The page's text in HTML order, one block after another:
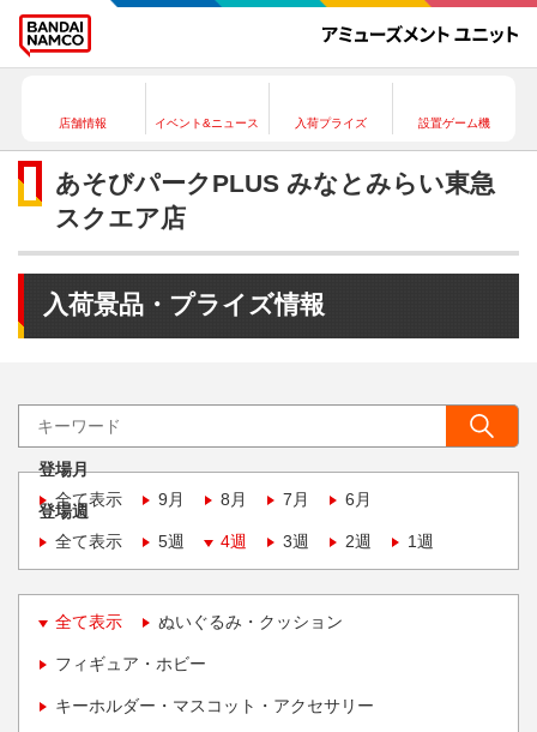
店舗情報 イベント&ニュース 入荷プライズ 設置ゲーム機
あそびパークPLUS みなとみらい東急
スクエア店
入荷景品・プライズ情報
登場月
全て表示
9月 8月 7月 6月
登場週
全て表示
5週 4週 3週 2週 1週
全て表示 ぬいぐるみ・クッション
フィギュア・ホビー
キーホルダー・マスコット・アクセサリー